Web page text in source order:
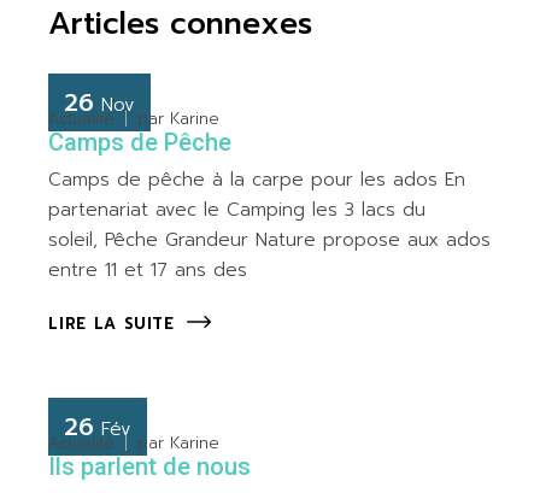
Articles connexes
26 Nov
Actualité par Karine
Camps de Pêche
Camps de pêche à la carpe pour les ados En
partenariat avec le Camping les 3 lacs du
soleil, Pêche Grandeur Nature propose aux ados
entre 11 et 17 ans des
LIRE LA SUITE
26 Fév
Actualité par Karine
Ils parlent de nous